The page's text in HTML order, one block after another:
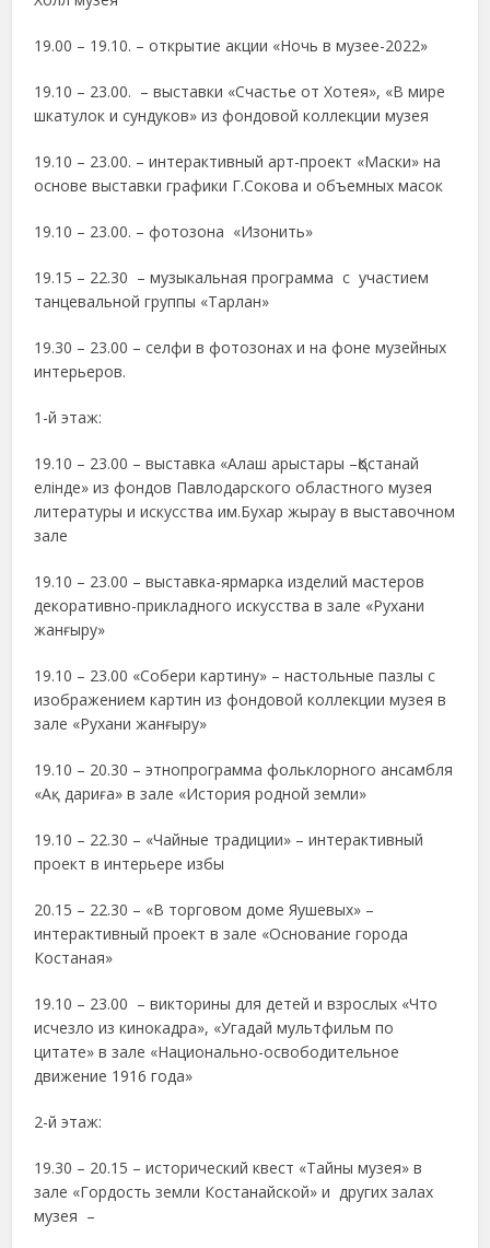
19.00 – 19.10. – открытие акции «Ночь в музее-2022»
19.10 – 23.00. – выставки «Счастье от Хотея», «В мире
шкатулок и сундуков» из фондовой коллекции музея
19.10 – 23.00. – интерактивный арт-проект «Маски» на
основе выставки графики Г.Сокова и объемных масок
19.10 – 23.00. – фотозона «Изонить»
19.15 – 22.30 – музыкальная программа с участием
танцевальной группы «Тарлан»
19.30 – 23.00 – селфи в фотозонах и на фоне музейных
интерьеров.
1-й этаж:
19.10 – 23.00 – выставка «Алаш арыстары –Қостанай
елінде» из фондов Павлодарского областного музея
литературы и искусства им.Бухар жырау в выставочном
зале
19.10 – 23.00 – выставка-ярмарка изделий мастеров
декоративно-прикладного искусства в зале «Рухани
жанғыру»
19.10 – 23.00 «Собери картину» – настольные пазлы с
изображением картин из фондовой коллекции музея в
зале «Рухани жанғыру»
19.10 – 20.30 – этнопрограмма фольклорного ансамбля
«Ақ дариға» в зале «История родной земли»
19.10 – 22.30 – «Чайные традиции» – интерактивный
проект в интерьере избы
20.15 – 22.30 – «В торговом доме Яушевых» –
интерактивный проект в зале «Основание города
Костаная»
19.10 – 23.00 – викторины для детей и взрослых «Что
исчезло из кинокадра», «Угадай мультфильм по
цитате» в зале «Национально-освободительное
движение 1916 года»
2-й этаж:
19.30 – 20.15 – исторический квест «Тайны музея» в
зале «Гордость земли Костанайской» и других залах
музея –